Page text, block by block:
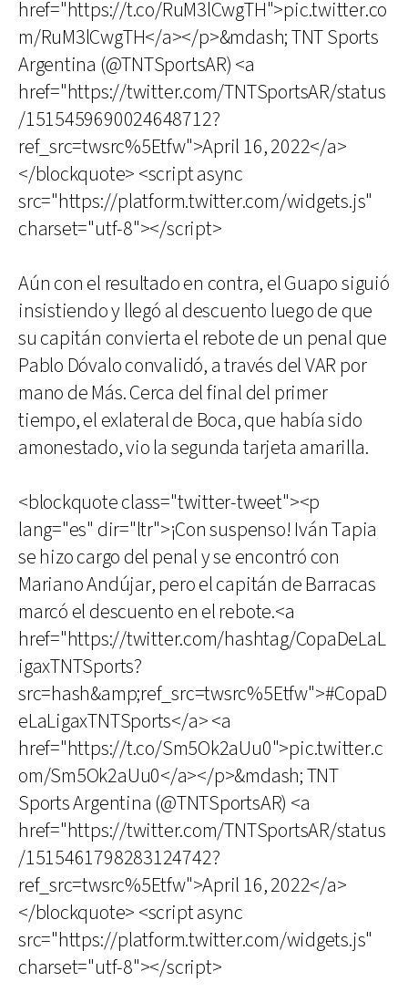
href="https://t.co/RuM3lCwgTH">pic.twitter.co
m/RuM3lCwgTH</a></p>&mdash; TNT Sports
Argentina (@TNTSportsAR) <a
href="https://twitter.com/TNTSportsAR/status
/1515459690024648712?
ref_src=twsrc%5Etfw">April 16, 2022</a>
</blockquote> <script async
src="https://platform.twitter.com/widgets.js"
charset="utf-8"></script>
Aún con el resultado en contra, el Guapo siguió
insistiendo y llegó al descuento luego de que
su capitán convierta el rebote de un penal que
Pablo Dóvalo convalidó, a través del VAR por
mano de Más. Cerca del final del primer
tiempo, el exlateral de Boca, que había sido
amonestado, vio la segunda tarjeta amarilla.
<blockquote class="twitter-tweet"><p
lang="es" dir="ltr">¡Con suspenso! Iván Tapia
se hizo cargo del penal y se encontró con
Mariano Andújar, pero el capitán de Barracas
marcó el descuento en el rebote.<a
href="https://twitter.com/hashtag/CopaDeLaL
igaxTNTSports?
src=hash&amp;ref_src=twsrc%5Etfw">#CopaD
eLaLigaxTNTSports</a> <a
href="https://t.co/Sm5Ok2aUu0">pic.twitter.c
om/Sm5Ok2aUu0</a></p>&mdash; TNT
Sports Argentina (@TNTSportsAR) <a
href="https://twitter.com/TNTSportsAR/status
/1515461798283124742?
ref_src=twsrc%5Etfw">April 16, 2022</a>
</blockquote> <script async
src="https://platform.twitter.com/widgets.js"
charset="utf-8"></script>